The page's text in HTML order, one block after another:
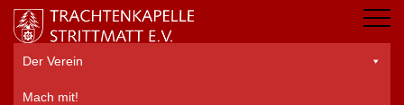
Der Verein
Mach mit!